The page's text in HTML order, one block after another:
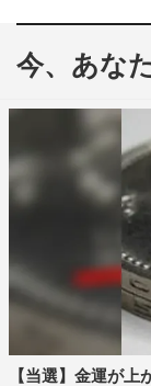
今、あな
【当選】金運が